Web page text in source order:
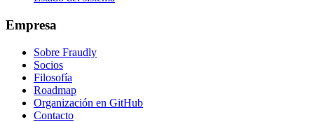
Empresa
Sobre Fraudly
Socios
Filosofía
Roadmap
Organización en GitHub
Contacto